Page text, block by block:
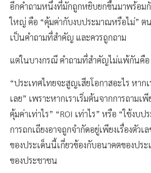
อีกคำถามหนึ่งที่มักถูกหยิบยกขึ้นมาพร้อมกั
ใหญ่ คือ “คุ้มค่ากับงบประมาณหรือไม่” ต
เป็นคำถามที่สำคัญ และควรถูกถาม
แต่ในบางกรณี คำถามที่สำคัญไม่แพ้กันคือ
“ประเทศไทยจะสูญเสียโอกาสอะไร หากเ
เลย” เพราะหากเราเริ่มต้นจากการถามเพี
คุ้มค่าเท่าไร” “ROI เท่าไร” หรือ “ใช้งบป
การถกเถียงอาจถูกจำกัดอยู่เพียงเรื่องตัว
ของประเด็นนี้เกี่ยวข้องกับอนาคตของปร
ของประชาชน